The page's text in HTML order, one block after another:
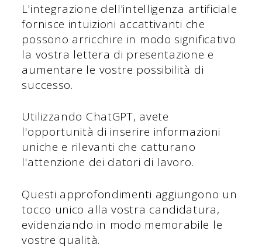
L'integrazione dell'intelligenza artificiale
fornisce intuizioni accattivanti che
possono arricchire in modo significativo
la vostra lettera di presentazione e
aumentare le vostre possibilità di
successo.
Utilizzando ChatGPT, avete
l'opportunità di inserire informazioni
uniche e rilevanti che catturano
l'attenzione dei datori di lavoro.
Questi approfondimenti aggiungono un
tocco unico alla vostra candidatura,
evidenziando in modo memorabile le
vostre qualità.